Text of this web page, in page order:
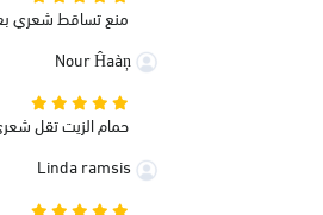
منع تساقط شعري
حمام الزيت تقل